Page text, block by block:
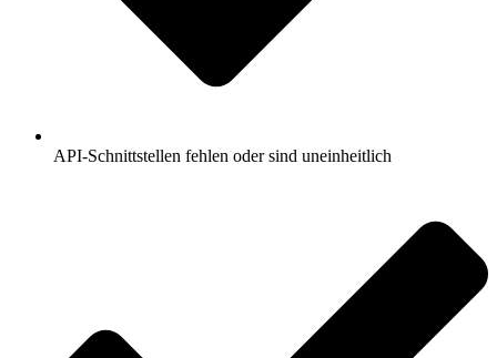
API-Schnittstellen fehlen oder sind uneinheitlich